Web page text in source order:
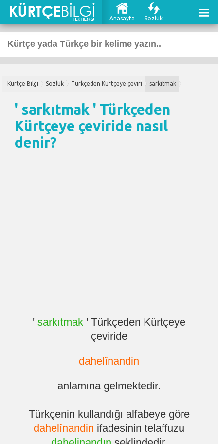
Anasayfa Sözlük
Kürtçe Bilgi Sözlük Türkçeden Kürtçeye çeviri sarkıtmak
' sarkıtmak ' Türkçeden
Kürtçeye çeviride nasıl
denir?
' sarkıtmak ' Türkçeden Kürtçeye
çeviride
dahelînandin
anlamına gelmektedir.
Türkçenin kullandığı alfabeye göre
dahelînandin ifadesinin telaffuzu